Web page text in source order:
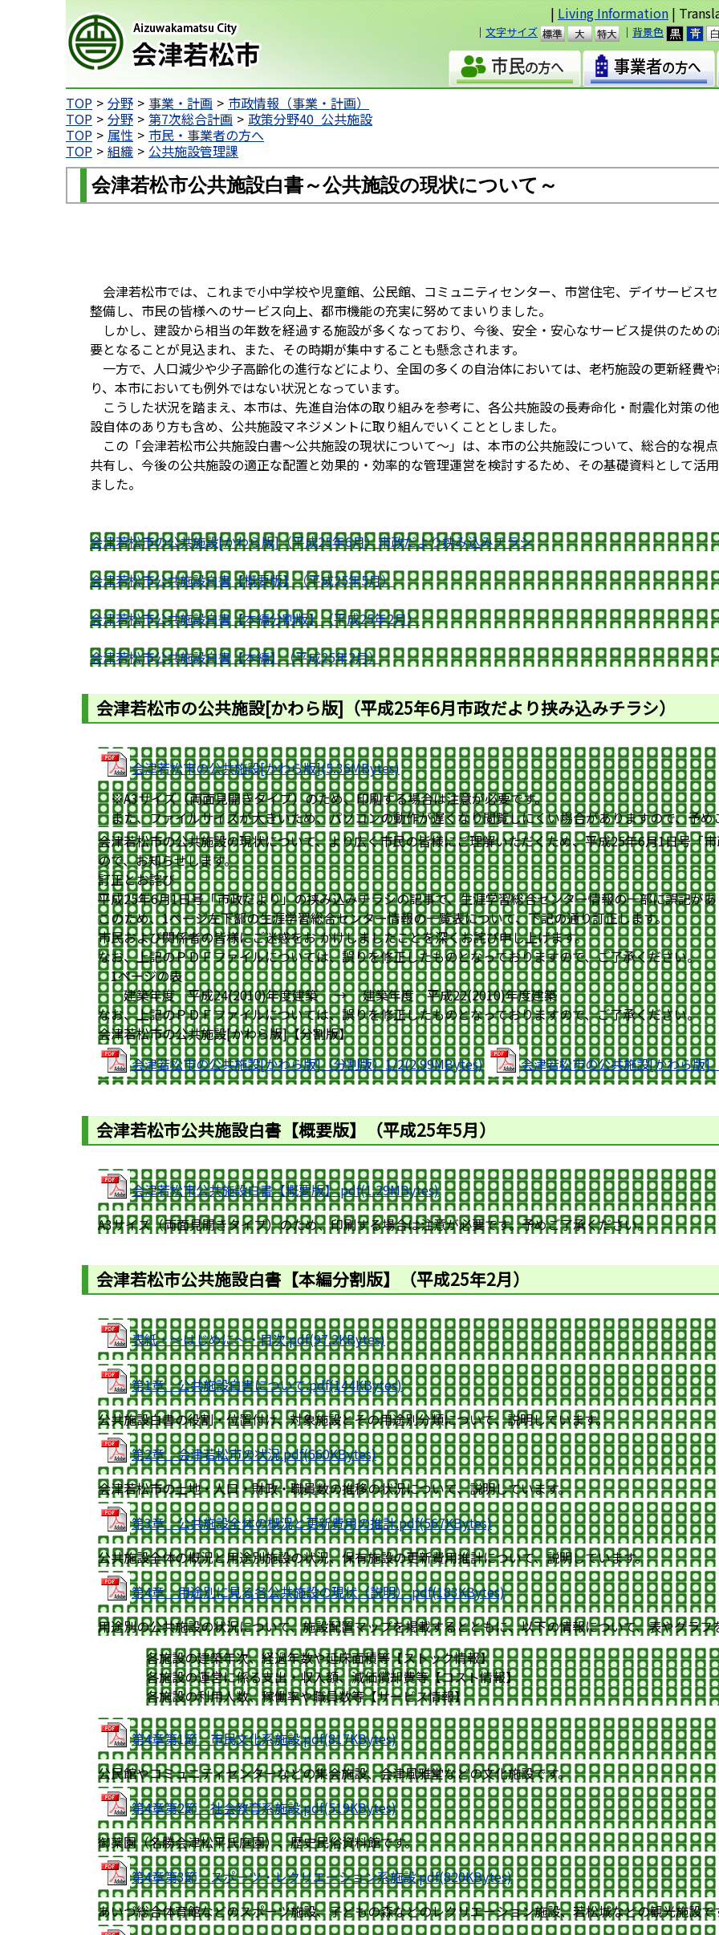
| Living Information |
｜ 文字サイズ
準
大
｜ 背景色
会津若松市
TOP
分野 事業・計画
市政情報（事業・計画）
TOP
分野 第7次総合計画
政策分野40_公共施設
TOP
属性
市民・事業者の方へ
TOP
組織 公共施設管理課
会津若松市公共施設白書～公共施設の現状について～
会津若松市では、これまで小中学校や児童館、公民館、コミュニティセンター、市営住宅、デイサービス
整備し、市民の皆様へのサービス向上、都市機能の充実に努めてまいりました。
しかし、建設から相当の年数を経過する施設が多くなっており、今後、安全・安心なサービス提供のため
要となることが見込まれ、また、その時期が集中することも懸念されます。
一方で、人口減少や少子高齢化の進行などにより、全国の多くの自治体においては、老朽施設の更新経費
り、本市においても例外ではない状況となっています。
こうした状況を踏まえ、本市は、先進自治体の取り組みを参考に、各公共施設の長寿命化・耐震化対策の
設自体のあり方も含め、公共施設マネジメントに取り組んでいくこととしました。
この「会津若松市公共施設白書～公共施設の現状について～」は、本市の公共施設について、総合的な視
共有し、今後の公共施設の適正な配置と効果的・効率的な管理運営を検討するため、その基礎資料として活
ました。
会津若松市の公共施設[かわら版]（平成25年6月）市政だより挟み込みチラシ
会津若松市公共施設白書【概要版】（平成25年5月）
会津若松市公共施設白書【本編分割版】（平成25年2月）
会津若松市公共施設白書【本編】（平成25年2月）
会津若松市の公共施設[かわら版]（平成25年6月市政だより挟み込みチラシ）
会津若松市の公共施設[かわら版](5.36MBytes)
※A3サイズ（両面見開きタイプ）のため、印刷する場合は注意が必要です。
また、ファイルサイズが大きいため、パソコンの動作が遅くなり閲覧しにくい場合がありますので、予め
会津若松市の公共施設の現状について、より広く市民の皆様にご理解いただくため、平成25年6月1日号「
ので、お知らせします。
訂正とお詫び
平成25年6月1日号「市政だより」の挟み込みチラシの記事で、生涯学習総合センター情報の一部に誤記が
このため、1ページ左下部の生涯学習総合センター情報の一覧表について、下記の通り訂正します。
市民および関係者の皆様にご迷惑をお かけしましたことを深くお詫び申し上げます。
なお、上記のＰＤＦファイルについては、誤りを修正したものとなっておりますので、ご了承ください。
1ページの表
建築年度 平成24(2010)年度建築 → 建築年度 平成22(2010)年度建築
なお、上記のＰＤＦファイルについては、誤りを修正したものとなっておりますので、ご了承ください。
会津若松市の公共施設[かわら版]【分割版】
会津若松市の公共施設[かわら版]（分割版）1/2(2.99MBytes)
会津若松市の公共施設[かわら版]
会津若松市公共施設白書【概要版】（平成25年5月）
会津若松市公共施設白書【概要版】.pdf(1.29MBytes)
A3サイズ（両面見開きタイプ）のため、印刷する場合は注意が必要です。予めご了承ください。
会津若松市公共施設白書【本編分割版】（平成25年2月）
表紙・～はじめに～・目次.pdf(97.2KBytes)
第1章 公共施設白書について.pdf(144KBytes)
公共施設白書の役割・位置付け、対象施設とその用途別分類について、説明しています。
第2章 会津若松市の状況.pdf(660KBytes)
会津若松市の土地・人口・財政・職員数の推移の状況について、説明しています。
第3章 公共施設全体の概況と更新費用の推計.pdf(567KBytes)
公共施設全体の概況と用途別施設の状況、保有施設の更新費用推計について、説明しています。
第4章 用途別に見る各公共施設の現状（説明）.pdf(183KBytes)
用途別の公共施設の状況について、施設配置マップを掲載するとともに、以下の情報について、表やグラ
各施設の建築年次、経過年数や延床面積等【ストック情報】
各施設の運営に係る支出・収入額、減価償却費等【コスト情報】
各施設の利用人数、稼働率や職員数等【サービス情報】
第4章第1節 市民文化系施設.pdf(817KBytes)
公民館やコミュニティセンターなどの集会施設、会津風雅堂などの文化施設です。
第4章第2節 社会教育系施設.pdf(519KBytes)
御薬園（名勝会津松平氏庭園）、歴史民俗資料館です。
第4章第3節 スポーツ・レクリエーション系施設.pdf(820KBytes)
あいづ総合体育館などのスポーツ施設、子どもの森などのレクリエーション施設、若松城などの観光施設で